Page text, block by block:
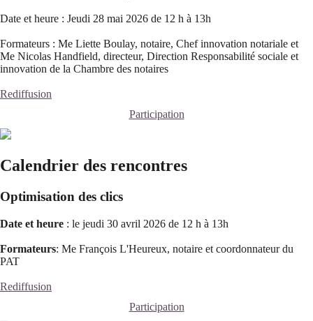
Date et heure : Jeudi 28 mai 2026 de 12 h à 13h
Formateurs : Me Liette Boulay, notaire, Chef innovation notariale et
Me Nicolas Handfield, directeur, Direction Responsabilité sociale et
innovation de la Chambre des notaires
Rediffusion
Participation
Calendrier des rencontres
Optimisation des clics
Date et heure : le jeudi 30 avril 2026 de 12 h à 13h
Formateurs: Me François L'Heureux, notaire et coordonnateur du
PAT
Rediffusion
Participation